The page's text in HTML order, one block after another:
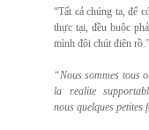
“Tất cả chúng ta, để
thực tại, đều buộc
mình đôi chút điên rồ.”
“Nous sommes tous
la realite
nous quelques petites